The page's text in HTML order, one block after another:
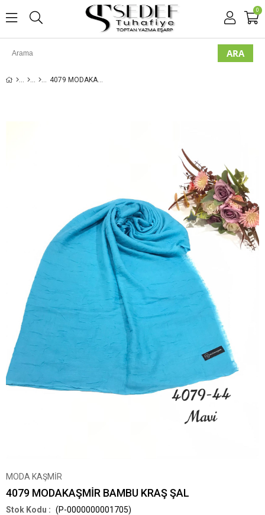
0
4079 MODAKAŞMİR BAMBU KRAŞ ŞAL
MODA KAŞMİR
4079 MODAKAŞMİR BAMBU KRAŞ ŞAL
(P-0000000001705)